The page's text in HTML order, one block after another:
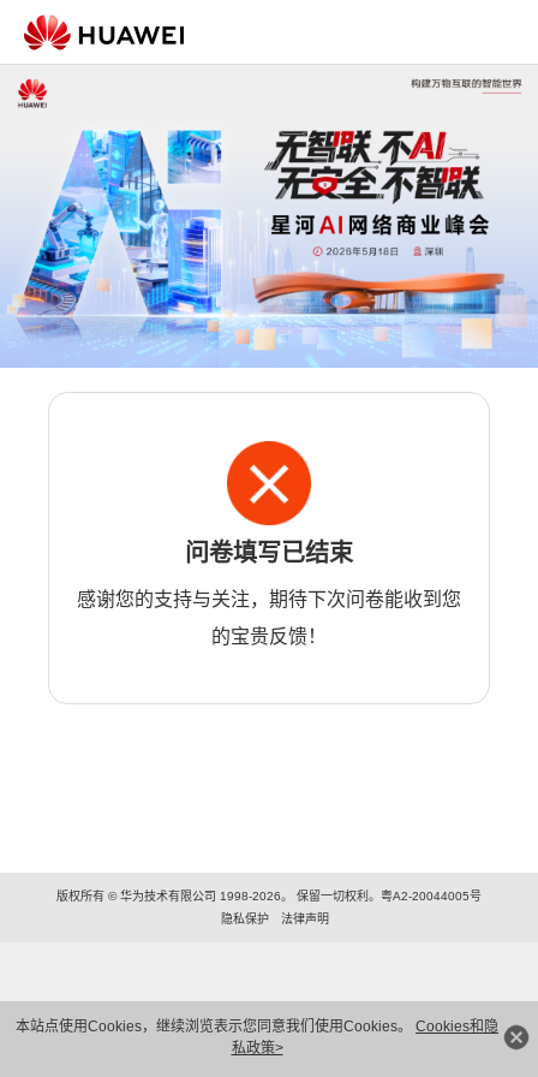
本站点使用Cookies，继续浏览表示您同意我们使用Cookies。 Cookies和隐
私政策>
问卷填写已结束
感谢您的支持与关注，期待下次问卷能收到您
的宝贵反馈！
版权所有 © 华为技术有限公司 1998-2026。 保留一切权利。粤A2-20044005号
隐私保护
法律声明